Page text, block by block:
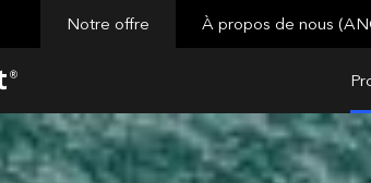
Notre offre À propos de nous